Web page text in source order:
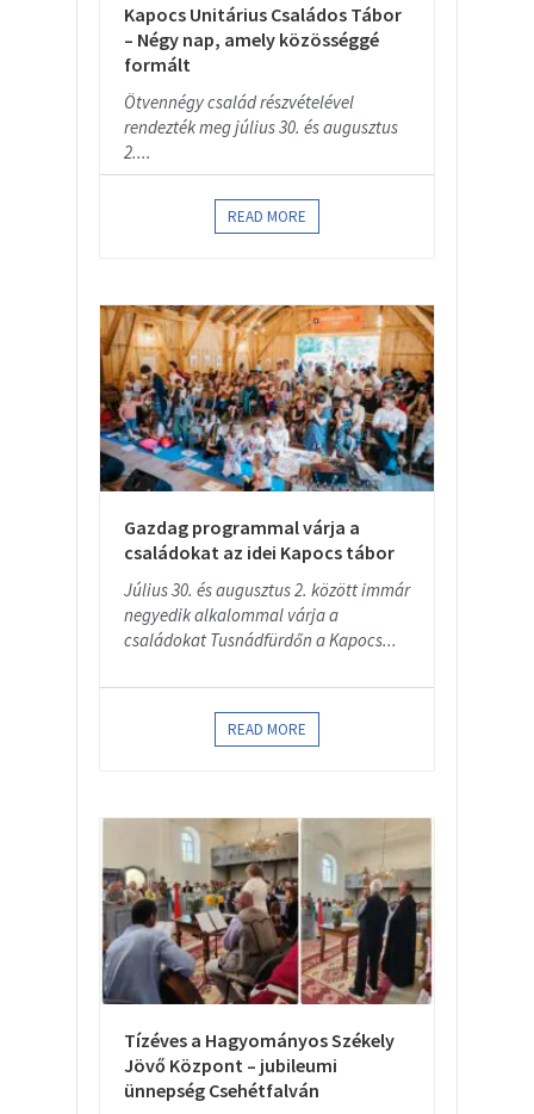
Kapocs Unitárius Családos Tábor
– Négy nap, amely közösséggé
formált
Ötvennégy család részvételével
rendezték meg július 30. és augusztus
2....
READ MORE
Gazdag programmal várja a
családokat az idei Kapocs tábor
Július 30. és augusztus 2. között immár
negyedik alkalommal várja a
családokat Tusnádfürdőn a Kapocs...
READ MORE
Tízéves a Hagyományos Székely
Jövő Központ – jubileumi
ünnepség Csehétfalván